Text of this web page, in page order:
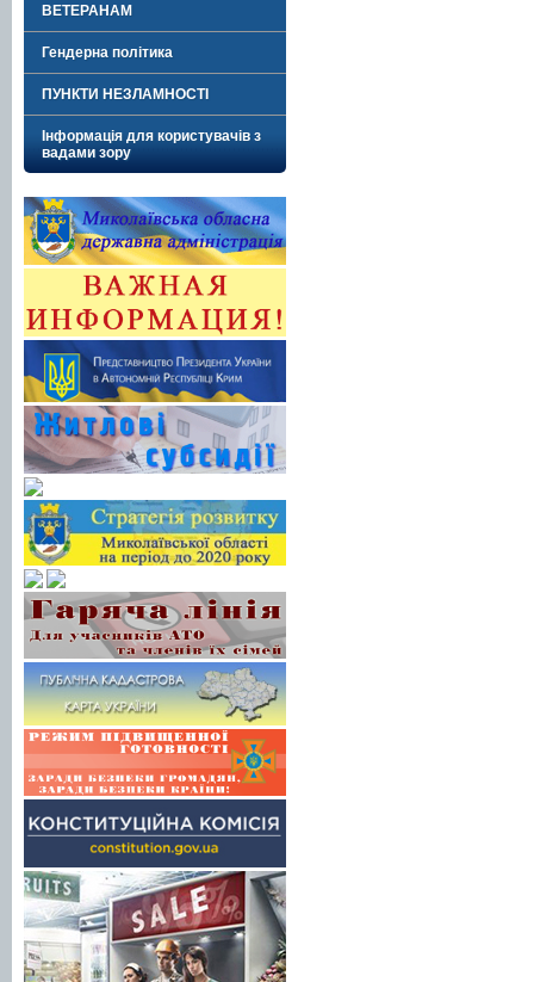
ВЕТЕРАНАМ
Гендерна політика
ПУНКТИ НЕЗЛАМНОСТІ
Інформація для користувачів з
вадами зору